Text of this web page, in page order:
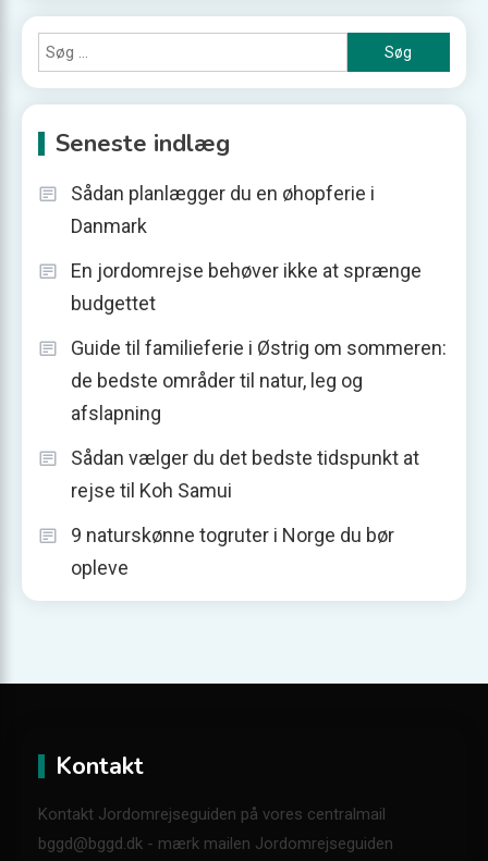
efter:
Seneste indlæg
Sådan planlægger du en øhopferie i
Danmark
En jordomrejse behøver ikke at sprænge
budgettet
Guide til familieferie i Østrig om sommeren:
de bedste områder til natur, leg og
afslapning
Sådan vælger du det bedste tidspunkt at
rejse til Koh Samui
9 naturskønne togruter i Norge du bør
opleve
Kontakt
Kontakt Jordomrejseguiden på vores centralmail
bggd@bggd.dk - mærk mailen Jordomrejseguiden